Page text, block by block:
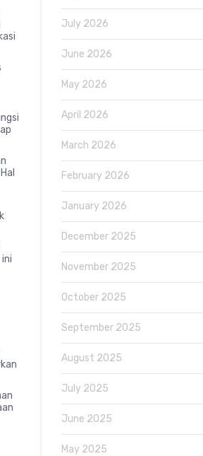
July 2026
June 2026
May 2026
April 2026
March 2026
February 2026
January 2026
December 2025
November 2025
October 2025
September 2025
August 2025
July 2025
June 2025
May 2025